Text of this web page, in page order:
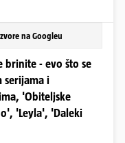
na Googleu
brinite - evo što se
serijama i
'Obiteljske
'Leyla', 'Daleki